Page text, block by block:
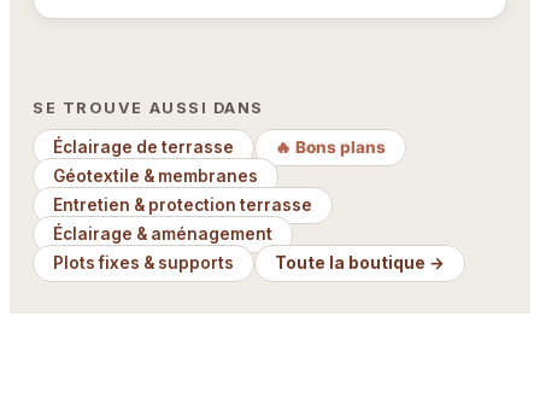
SE TROUVE AUSSI DANS
Éclairage de terrasse
🔥 Bons plans
Géotextile & membranes
Entretien & protection terrasse
Éclairage & aménagement
Plots fixes & supports
Toute la boutique →